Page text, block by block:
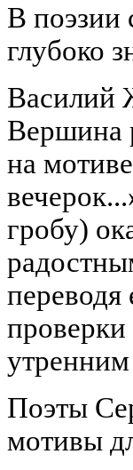
В поэзии
глубоко
Василий
Вершина
на
гробу)
переводя
проверки
Поэты
мотивы